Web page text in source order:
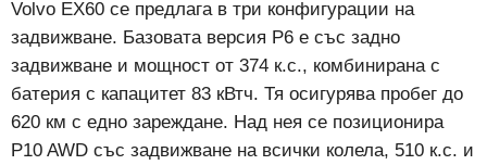
Volvo EX60 се предлага в три конфигурации на
задвижване. Базовата версия P6 е със задно
задвижване и мощност от 374 к.с., комбинирана с
батерия с капацитет 83 кВтч. Тя осигурява пробег до
620 км с едно зареждане. Над нея се позиционира
P10 AWD със задвижване на всички колела, 510 к.с. и